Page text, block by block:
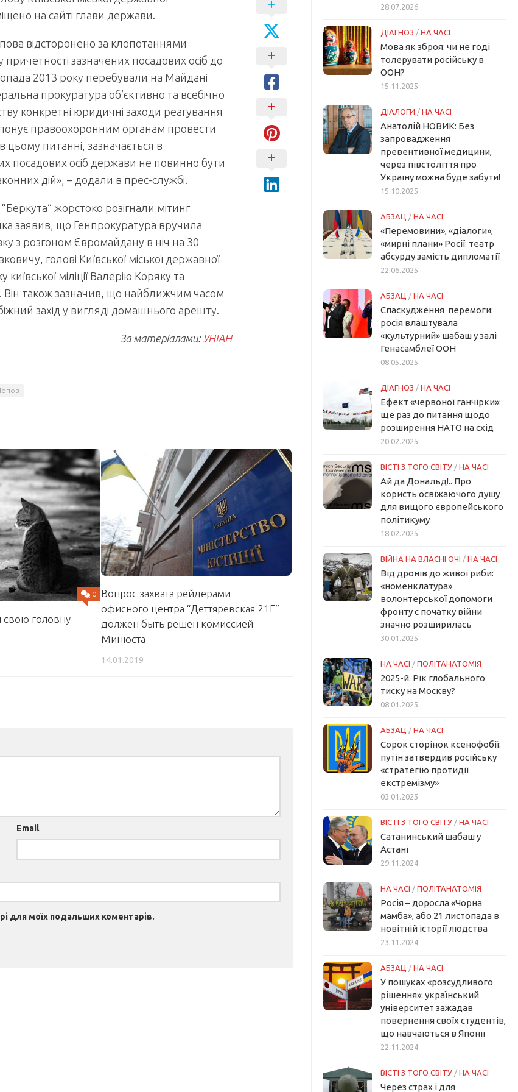
на сайті глави держави.
відсторонено за клопотаннями
причетності зазначених посадових осіб до
2013 року перебували на Майдані
прокуратура об’єктивно та всебічно
конкретні юридичні заходи реагування
правоохоронним органам провести
цьому питанні, зазначається в
посадових осіб держави не повинно бути
дій», – додали в прес-службі.
жорстоко розігнали мітинг
заявив, що Генпрокуратура вручила
з розгоном Євромайдану в ніч на 30
голові Київської міської державної
міліції Валерію Коряку та
Він також зазначив, що найближчим часом
захід у вигляді домашнього арешту.
За матеріалами: УНІАН
0
свою головну
Вопрос захвата рейдерами
офисного центра “Деттяревская 21Г”
должен быть решен комиссией
Минюста
14.01.2019
Email
для моїх подальших коментарів.
28.07.2026
ДІАГНОЗ / НА ЧАСІ
Мова як зброя: чи не годі
толерувати російську в
ООН?
15.11.2025
ДІАЛОГИ / НА ЧАСІ
Анатолій НОВИК: Без
запровадження
превентивної медицини,
через півстоліття про
Україну можна буде забути!
15.10.2025
АБЗАЦ / НА ЧАСІ
«Перемовини», «діалоги»,
«мирні плани» Росії: театр
абсурду замість дипломатії
22.06.2025
АБЗАЦ / НА ЧАСІ
Спаскудження перемоги:
росія влаштувала
«культурний» шабаш у залі
Генасамблеї ООН
08.05.2025
ДІАГНОЗ / НА ЧАСІ
Ефект «червоної ганчірки»:
ще раз до питання щодо
розширення НАТО на схід
20.02.2025
ВІСТІ З ТОГО СВІТУ / НА ЧАСІ
Ай да Дональд!.. Про
користь освіжаючого душу
для вищого європейського
політикуму
18.02.2025
ВІЙНА НА ВЛАСНІ ОЧІ / НА ЧАСІ
Від дронів до живої риби:
«номенклатура»
волонтерської допомоги
фронту с початку війни
значно розширилась
30.01.2025
НА ЧАСІ / ПОЛІТАНАТОМІЯ
2025-й. Рік глобального
тиску на Москву?
08.01.2025
АБЗАЦ / НА ЧАСІ
Сорок сторінок ксенофобії:
путін затвердив російську
«стратегію протидії
екстремізму»
03.01.2025
ВІСТІ З ТОГО СВІТУ / НА ЧАСІ
Сатанинський шабаш у
Астані
29.11.2024
НА ЧАСІ / ПОЛІТАНАТОМІЯ
Росія – доросла «Чорна
мамба», або 21 листопада в
новітній історії людства
23.11.2024
АБЗАЦ / НА ЧАСІ
У пошуках «розсудливого
рішення»: український
університет зажадав
повернення своїх студентів,
що навчаються в Японії
22.11.2024
ВІСТІ З ТОГО СВІТУ / НА ЧАСІ
Через страх і для